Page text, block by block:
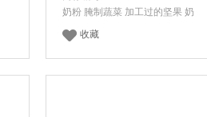
奶粉 腌制蔬菜 加工过的坚果 奶
收藏